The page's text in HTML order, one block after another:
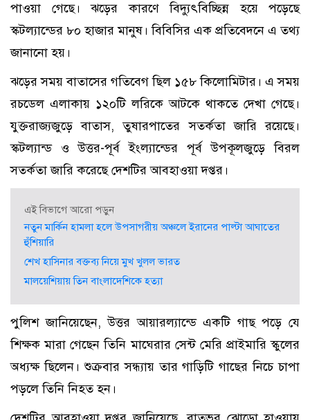
পাওয়া গেছে। ঝড়ের কারণে বিদ্যুৎবিচ্ছিন্ন হয়ে পড়েছে
স্কটল্যান্ডের ৮০ হাজার মানুষ। বিবিসির এক প্রতিবেদনে এ তথ্য
জানানো হয়।
ঝড়ের সময় বাতাসের গতিবেগ ছিল ১৫৮ কিলোমিটার। এ সময়
রচডেল এলাকায় ১২০টি লরিকে আটকে থাকতে দেখা গেছে।
যুক্তরাজ্যজুড়ে বাতাস, তুষারপাতের সতর্কতা জারি রয়েছে।
স্কটল্যান্ড ও উত্তর-পূর্ব ইংল্যান্ডের পূর্ব উপকূলজুড়ে বিরল
সতর্কতা জারি করেছে দেশটির আবহাওয়া দপ্তর।
এই বিভাগে আরো পড়ুন
নতুন মার্কিন হামলা হলে উপসাগরীয় অঞ্চলে ইরানের পাল্টা আঘাতের
হুঁশিয়ারি
শেখ হাসিনার বক্তব্য নিয়ে মুখ খুলল ভারত
মালয়েশিয়ায় তিন বাংলাদেশিকে হত্যা
পুলিশ জানিয়েছেন, উত্তর আয়ারল্যান্ডে একটি গাছ পড়ে যে
শিক্ষক মারা গেছেন তিনি মাঘেরার সেন্ট মেরি প্রাইমারি স্কুলের
অধ্যক্ষ ছিলেন। শুক্রবার সন্ধ্যায় তার গাড়িটি গাছের নিচে চাপা
পড়লে তিনি নিহত হন।